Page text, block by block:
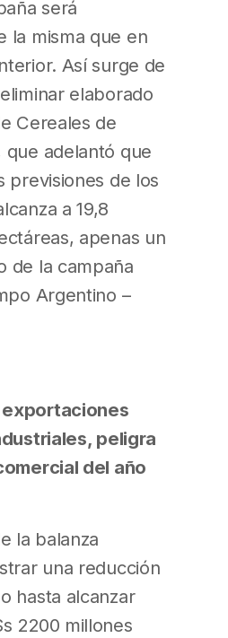
será
la misma que en
Así surge de
elaborado
Cereales de
que adelantó que
previsiones de los
a 19,8
apenas un
de la campaña
Argentino –
peligra
del año
la balanza
una reducción
hasta alcanzar
2200 millones